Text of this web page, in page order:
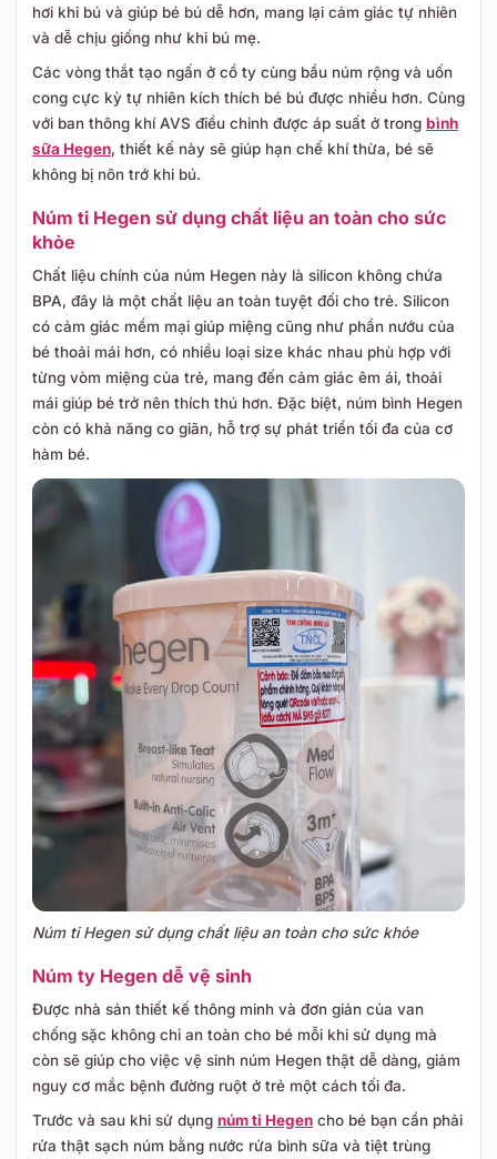
hơi khi bú và giúp bé bú dễ hơn, mang lại cảm giác tự nhiên
và dễ chịu giống như khi bú mẹ.
Các vòng thắt tạo ngấn ở cổ ty cùng bầu núm rộng và uốn
cong cực kỳ tự nhiên kích thích bé bú được nhiều hơn. Cùng
với ban thông khí AVS điều chỉnh được áp suất ở trong bình
sữa Hegen, thiết kế này sẽ giúp hạn chế khí thừa, bé sẽ
không bị nôn trớ khi bú.
Núm ti Hegen sử dụng chất liệu an toàn cho sức
khỏe
Chất liệu chính của núm Hegen này là silicon không chứa
BPA, đây là một chất liệu an toàn tuyệt đối cho trẻ. Silicon
có cảm giác mềm mại giúp miệng cũng như phần nướu của
bé thoải mái hơn, có nhiều loại size khác nhau phù hợp với
từng vòm miệng của trẻ, mang đến cảm giác êm ái, thoải
mái giúp bé trở nên thích thú hơn. Đặc biệt, núm bình Hegen
còn có khả năng co giãn, hỗ trợ sự phát triển tối đa của cơ
hàm bé.
Núm ti Hegen sử dụng chất liệu an toàn cho sức khỏe
Núm ty Hegen dễ vệ sinh
Được nhà sản thiết kế thông minh và đơn giản của van
chống sặc không chỉ an toàn cho bé mỗi khi sử dụng mà
còn sẽ giúp cho việc vệ sinh núm Hegen thật dễ dàng, giảm
nguy cơ mắc bệnh đường ruột ở trẻ một cách tối đa.
Trước và sau khi sử dụng núm ti Hegen cho bé bạn cần phải
rửa thật sạch núm bằng nước rửa bình sữa và tiệt trùng